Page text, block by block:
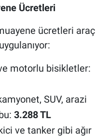
Ücretleri
ücretleri araç
motorlu bisikletler:
SUV, arazi
3.288 TL
ve tanker gibi ağır